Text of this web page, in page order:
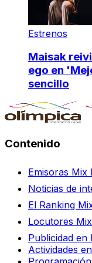
Estrenos
Maisak
ego en
sencillo
Contenido
Emisoras Mix
Noticias de
El Ranking
Locutores
Publicidad en
Actividades